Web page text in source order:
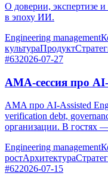
О доверии, экспертизе
в эпоху ИИ.
Engineering management
культураПродукт
#632026-07-27
AMA-сессия про
AMA про AI-Assisted
verification debt,
организации. В гостях
Engineering management
ростАрхитектура
#622026-07-15